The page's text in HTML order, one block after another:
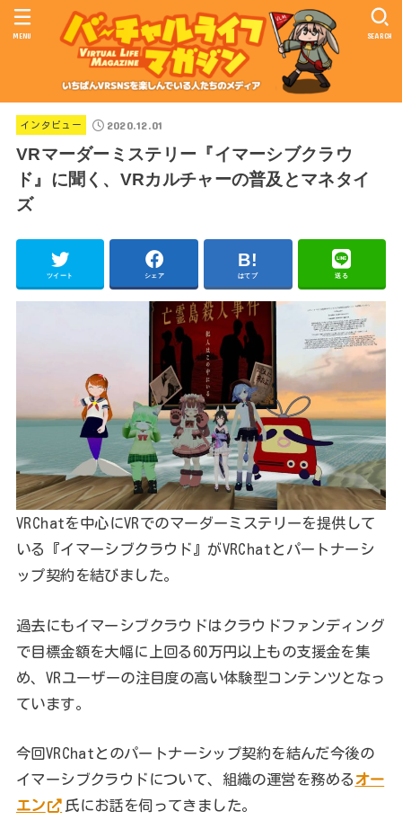
SEARCH
MENU
インタビュー 2020.12.01
VRマーダーミステリー『イマーシブクラウ
ド』に聞く、VRカルチャーの普及とマネタイ
ズ
ツイート シェア はてブ 送る
VRChatを中心にVRでのマーダーミステリーを提供して
いる『イマーシブクラウド』がVRChatとパートナーシ
ップ契約を結びました。
過去にもイマーシブクラウドはクラウドファンディング
で目標金額を大幅に上回る60万円以上もの支援金を集
め、VRユーザーの注目度の高い体験型コンテンツとなっ
ています。
今回VRChatとのパートナーシップ契約を結んだ今後の
イマーシブクラウドについて、組織の運営を務める オー
エン
氏にお話を伺ってきました。